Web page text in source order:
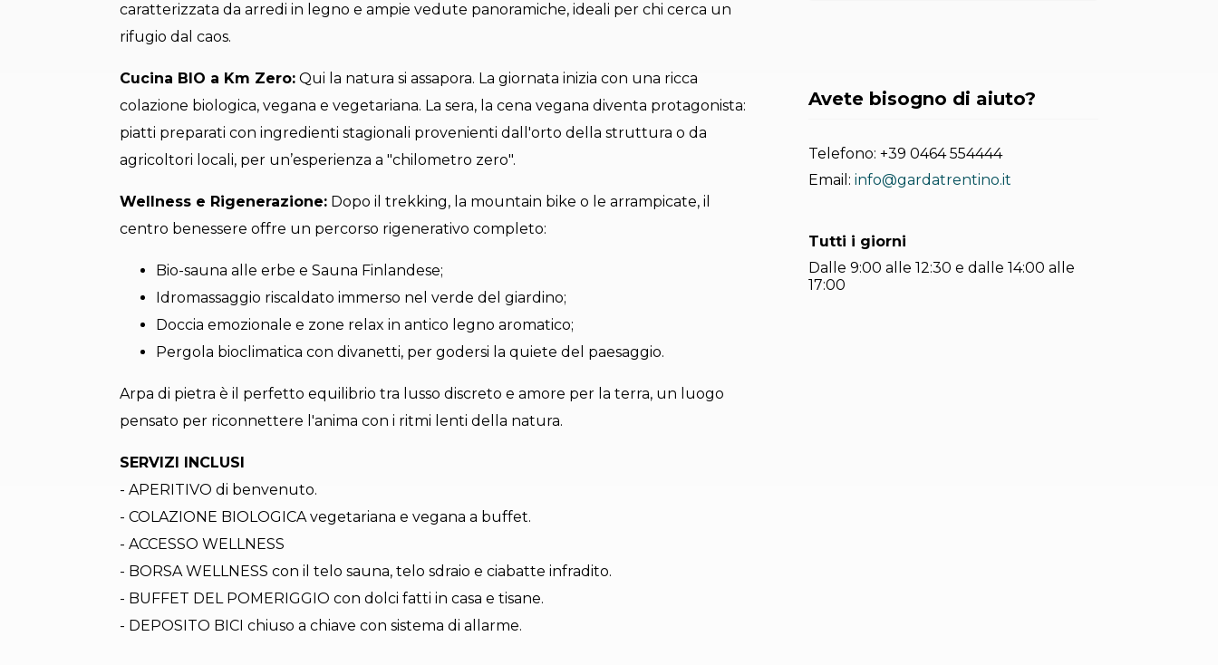
caratterizzata da arredi in legno e ampie vedute panoramiche, ideali per chi cerca un
rifugio dal caos.
Cucina BIO a Km Zero: Qui la natura si assapora. La giornata inizia con una ricca
colazione biologica, vegana e vegetariana. La sera, la cena vegana diventa protagonista:
piatti preparati con ingredienti stagionali provenienti dall'orto della struttura o da
agricoltori locali, per un’esperienza a "chilometro zero".
Wellness e Rigenerazione: Dopo il trekking, la mountain bike o le arrampicate, il
centro benessere offre un percorso rigenerativo completo:
Bio-sauna alle erbe e Sauna Finlandese;
Idromassaggio riscaldato immerso nel verde del giardino;
Doccia emozionale e zone relax in antico legno aromatico;
Pergola bioclimatica con divanetti, per godersi la quiete del paesaggio.
Arpa di pietra è il perfetto equilibrio tra lusso discreto e amore per la terra, un luogo
pensato per riconnettere l'anima con i ritmi lenti della natura.
SERVIZI INCLUSI
- APERITIVO di benvenuto.
- COLAZIONE BIOLOGICA vegetariana e vegana a buffet.
- ACCESSO WELLNESS
- BORSA WELLNESS con il telo sauna, telo sdraio e ciabatte infradito.
- BUFFET DEL POMERIGGIO con dolci fatti in casa e tisane.
- DEPOSITO BICI chiuso a chiave con sistema di allarme.
Avete bisogno di aiuto?
Telefono: +39 0464 554444
Email: info@gardatrentino.it
Tutti i giorni
Dalle 9:00 alle 12:30 e dalle 14:00 alle
17:00